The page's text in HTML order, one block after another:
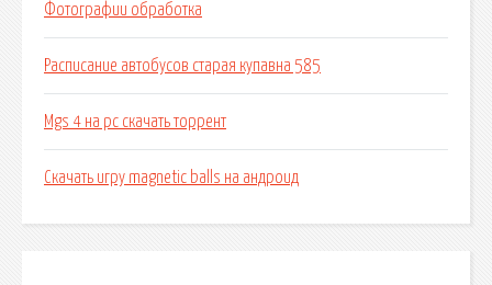
Фотографии обработка
Расписание автобусов старая купавна 585
Mgs 4 на pc скачать торрент
Скачать игру magnetic balls на андроид